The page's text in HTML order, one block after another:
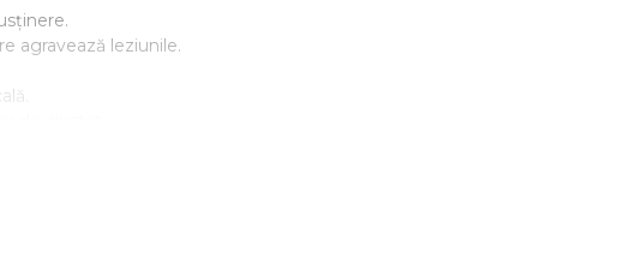
agravează leziunile.